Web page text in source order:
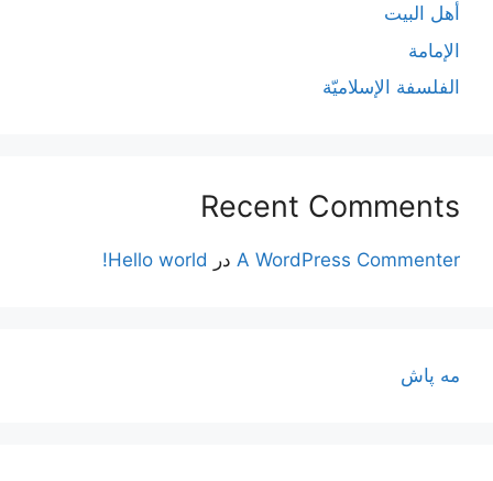
أهل البيت
الإمامة
الفلسفة الإسلاميّة
Recent Comments
A WordPress Commenter در Hello world!
مه پاش